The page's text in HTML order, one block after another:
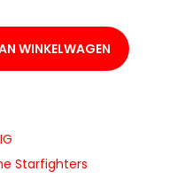
WINKELWAGEN
Starfighters